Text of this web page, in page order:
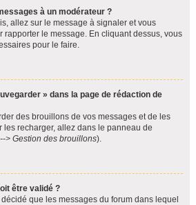
à un modérateur ?
allez sur le message à signaler et vous
rapporter le message. En cliquant dessus, vous
pour le faire.
» dans la page de rédaction de
des brouillons de vos messages et de les
les recharger, allez dans le panneau de
> Gestion des brouillons).
être validé ?
que les messages du forum dans lequel